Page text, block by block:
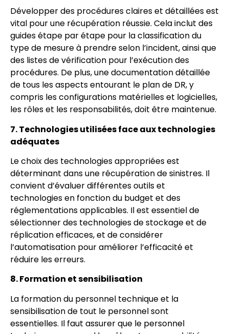
Développer des procédures claires et détaillées est
vital pour une récupération réussie. Cela inclut des
guides étape par étape pour la classification du
type de mesure à prendre selon l’incident, ainsi que
des listes de vérification pour l’exécution des
procédures. De plus, une documentation détaillée
de tous les aspects entourant le plan de DR, y
compris les configurations matérielles et logicielles,
les rôles et les responsabilités, doit être maintenue.
7. Technologies utilisées face aux technologies
adéquates
Le choix des technologies appropriées est
déterminant dans une récupération de sinistres. Il
convient d’évaluer différentes outils et
technologies en fonction du budget et des
réglementations applicables. Il est essentiel de
sélectionner des technologies de stockage et de
réplication efficaces, et de considérer
l’automatisation pour améliorer l’efficacité et
réduire les erreurs.
8. Formation et sensibilisation
La formation du personnel technique et la
sensibilisation de tout le personnel sont
essentielles. Il faut assurer que le personnel